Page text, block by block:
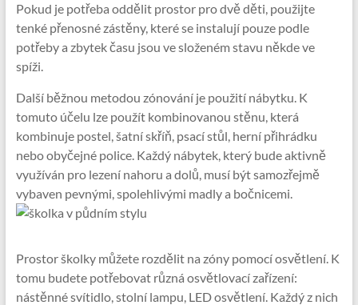
Pokud je potřeba oddělit prostor pro dvě děti, použijte
tenké přenosné zástěny, které se instalují pouze podle
potřeby a zbytek času jsou ve složeném stavu někde ve
spíži.
Další běžnou metodou zónování je použití nábytku. K
tomuto účelu lze použít kombinovanou stěnu, která
kombinuje postel, šatní skříň, psací stůl, herní přihrádku
nebo obyčejné police. Každý nábytek, který bude aktivně
využíván pro lezení nahoru a dolů, musí být samozřejmě
vybaven pevnými, spolehlivými madly a bočnicemi.
Prostor školky můžete rozdělit na zóny pomocí osvětlení. K
tomu budete potřebovat různá osvětlovací zařízení:
nástěnné svítidlo, stolní lampu, LED osvětlení. Každý z nich